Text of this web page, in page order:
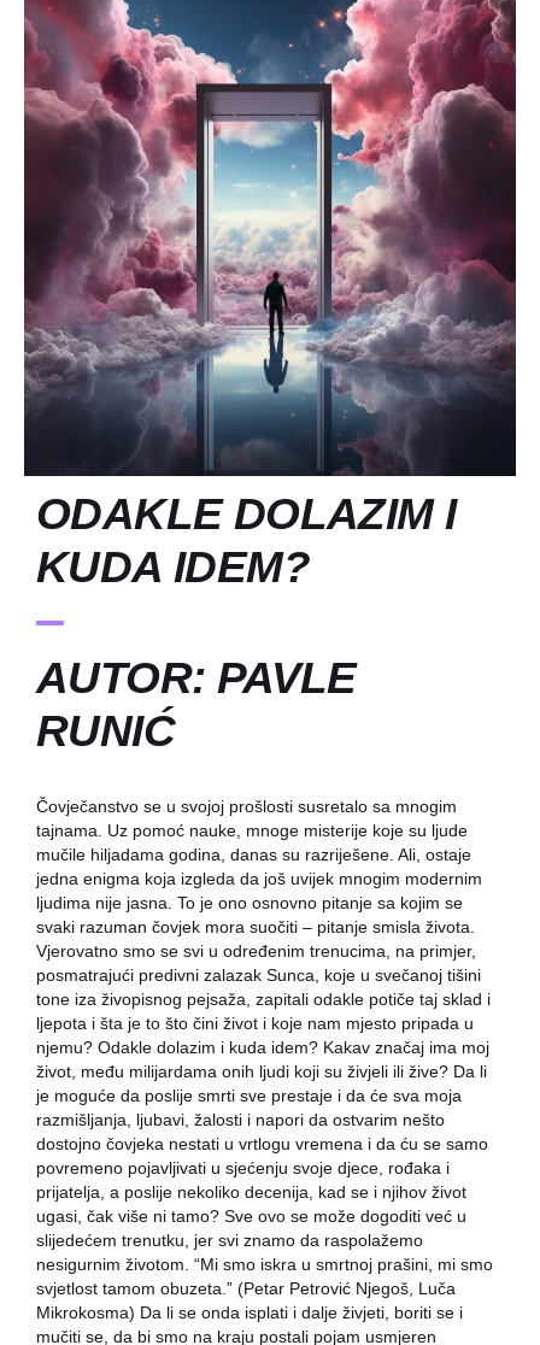
ODAKLE DOLAZIM I
KUDA IDEM?
AUTOR: PAVLE
RUNIĆ
Čovječanstvo se u svojoj prošlosti susretalo sa mnogim
tajnama. Uz pomoć nauke, mnoge misterije koje su ljude
mučile hiljadama godina, danas su razriješene. Ali, ostaje
jedna enigma koja izgleda da još uvijek mnogim modernim
ljudima nije jasna. To je ono osnovno pitanje sa kojim se
svaki razuman čovjek mora suočiti – pitanje smisla života.
Vjerovatno smo se svi u određenim trenucima, na primjer,
posmatrajući predivni zalazak Sunca, koje u svečanoj tišini
tone iza živopisnog pejsaža, zapitali odakle potiče taj sklad i
ljepota i šta je to što čini život i koje nam mjesto pripada u
njemu? Odakle dolazim i kuda idem? Kakav značaj ima moj
život, među milijardama onih ljudi koji su živjeli ili žive? Da li
je moguće da poslije smrti sve prestaje i da će sva moja
razmišljanja, ljubavi, žalosti i napori da ostvarim nešto
dostojno čovjeka nestati u vrtlogu vremena i da ću se samo
povremeno pojavljivati u sjećenju svoje djece, rođaka i
prijatelja, a poslije nekoliko decenija, kad se i njihov život
ugasi, čak više ni tamo? Sve ovo se može dogoditi već u
slijedećem trenutku, jer svi znamo da raspolažemo
nesigurnim životom. “Mi smo iskra u smrtnoj prašini, mi smo
svjetlost tamom obuzeta.” (Petar Petrović Njegoš, Luča
Mikrokosma) Da li se onda isplati i dalje živjeti, boriti se i
mučiti se, da bi smo na kraju postali pojam usmjeren